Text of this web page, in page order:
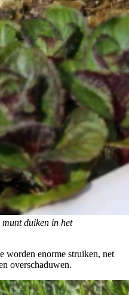
duiken in het
worden enorme struiken, net
overschaduwen.